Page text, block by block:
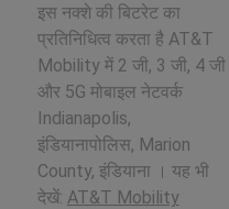
इस नक्शे की बिटरेट का
प्रतिनिधित्व करता है AT&T
Mobility में 2 जी, 3 जी, 4 जी
और 5G मोबाइल नेटवर्क
Indianapolis,
इंडियानापोलिस, Marion
County, इंडियाना । यह भी
देखें: AT&T Mobility